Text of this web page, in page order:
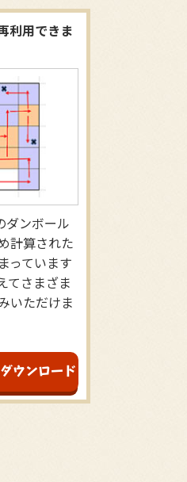
利用できま
ダンボール
計算された
っています
てさまざま
いただけま
ダウンロード